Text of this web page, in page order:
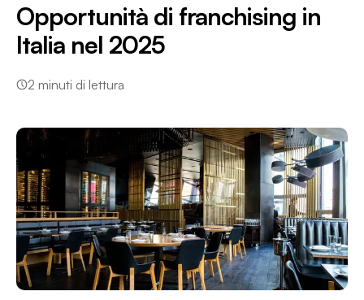
Opportunità di franchising in
Italia nel 2025
2 minuti di lettura